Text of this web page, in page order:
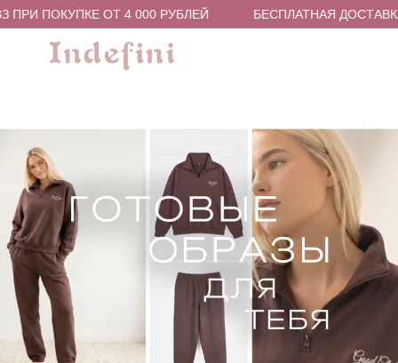
ПОКУПКЕ ОТ 4 000 РУБЛЕЙ БЕСПЛАТНАЯ ДОСТАВКА